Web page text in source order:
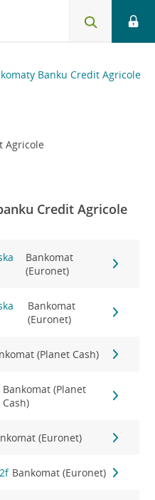
Banku Credit Agricole
Agricole
Credit Agricole
Bankomat
(Euronet)
Bankomat
(Euronet)
(Planet Cash)
Bankomat (Planet
Cash)
(Euronet)
Bankomat (Euronet)